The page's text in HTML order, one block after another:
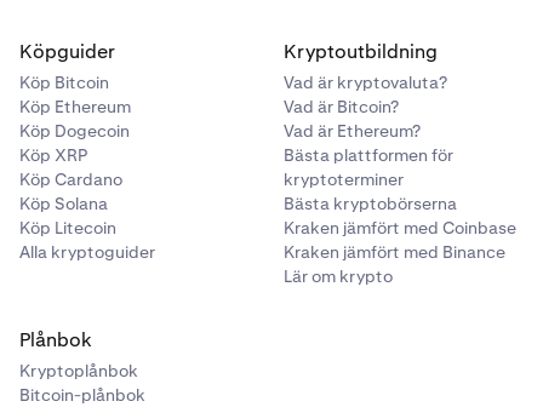
4
Välj sedan den token du vill ta emot. Du kan göra
detta genom att klicka på knappenToken-
rullgardinsmenyn
i avsnittetTill.
token som helst från vilken kvalificerad blockkedja
du redan äger, eller bläddra bland trendande tokens.
4 Klicka påtoken-rullgardinsmenyni avsnittetFrån.
Här väljer du den token du vill växla bort. Du kan
Köpguider
Köp Bitcoin
Köp Ethereum
Köp Dogecoin
Köp XRP
Köp Cardano
Köp Solana
Köp Litecoin
Alla kryptoguider
Kryptoutbildning
Vad är kryptovaluta?
Vad är Bitcoin?
Vad är Ethereum?
Bästa plattformen för
kryptoterminer
Bästa kryptobörserna
Kraken jämfört med Coinbase
Kraken jämfört med Binance
Lär om krypto
Plånbok
Kryptoplånbok
Bitcoin-plånbok